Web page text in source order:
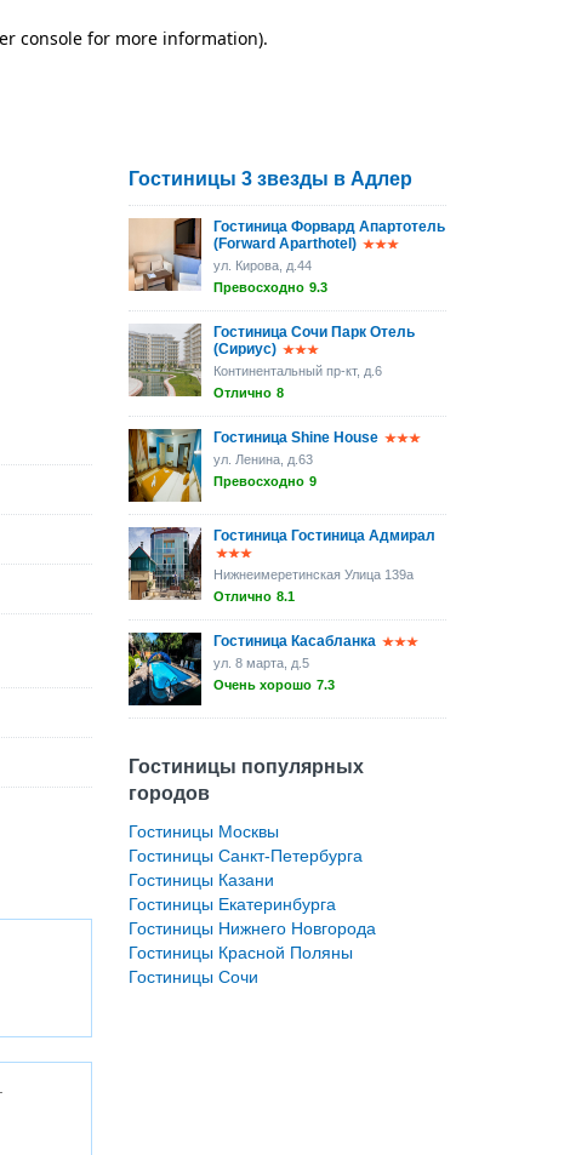
Гостиницы 3 звезды в Адлер
Гостиница Форвард Апартотель
(Forward Aparthotel)
ул. Кирова, д.44
Превосходно 9.3
Гостиница Сочи Парк Отель
(Сириус)
Континентальный пр-кт, д.6
Отлично 8
Гостиница Shine House
ул. Ленина, д.63
Превосходно 9
Гостиница Гостиница Адмирал
Нижнеимеретинская Улица 139а
Отлично 8.1
Гостиница Касабланка
ул. 8 марта, д.5
Очень хорошо 7.3
Гостиницы популярных
городов
Гостиницы Москвы
Гостиницы Санкт-Петербурга
Гостиницы Казани
Гостиницы Екатеринбурга
Гостиницы Нижнего Новгорода
Гостиницы Красной Поляны
Гостиницы Сочи